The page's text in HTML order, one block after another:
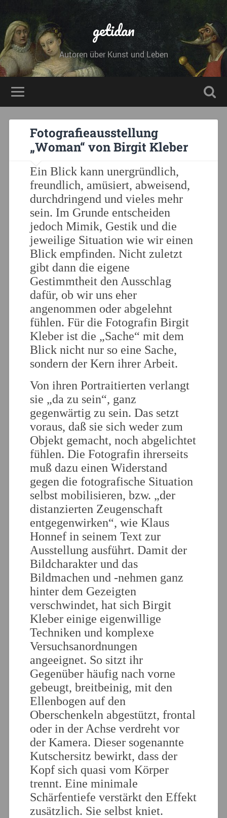
getidan
Autoren über Kunst und Leben
Fotografieausstellung
„Woman“ von Birgit Kleber
Ein Blick kann unergründlich,
freundlich, amüsiert, abweisend,
durchdringend und vieles mehr
sein. Im Grunde entscheiden
jedoch Mimik, Gestik und die
jeweilige Situation wie wir einen
Blick empfinden. Nicht zuletzt
gibt dann die eigene
Gestimmtheit den Ausschlag
dafür, ob wir uns eher
angenommen oder abgelehnt
fühlen. Für die Fotografin Birgit
Kleber ist die „Sache“ mit dem
Blick nicht nur so eine Sache,
sondern der Kern ihrer Arbeit.
Von ihren Portraitierten verlangt
sie „da zu sein“, ganz
gegenwärtig zu sein. Das setzt
voraus, daß sie sich weder zum
Objekt gemacht, noch abgelichtet
fühlen. Die Fotografin ihrerseits
muß dazu einen Widerstand
gegen die fotografische Situation
selbst mobilisieren, bzw. „der
distanzierten Zeugenschaft
entgegenwirken“, wie Klaus
Honnef in seinem Text zur
Ausstellung ausführt. Damit der
Bildcharakter und das
Bildmachen und -nehmen ganz
hinter dem Gezeigten
verschwindet, hat sich Birgit
Kleber einige eigenwillige
Techniken und komplexe
Versuchsanordnungen
angeeignet. So sitzt ihr
Gegenüber häufig nach vorne
gebeugt, breitbeinig, mit den
Ellenbogen auf den
Oberschenkeln abgestützt, frontal
oder in der Achse verdreht vor
der Kamera. Dieser sogenannte
Kutschersitz bewirkt, dass der
Kopf sich quasi vom Körper
trennt. Eine minimale
Schärfentiefe verstärkt den Effekt
zusätzlich. Sie selbst kniet.